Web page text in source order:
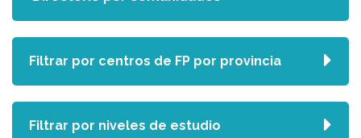
Filtrar por centros de FP por provincia
Filtrar por niveles de estudio